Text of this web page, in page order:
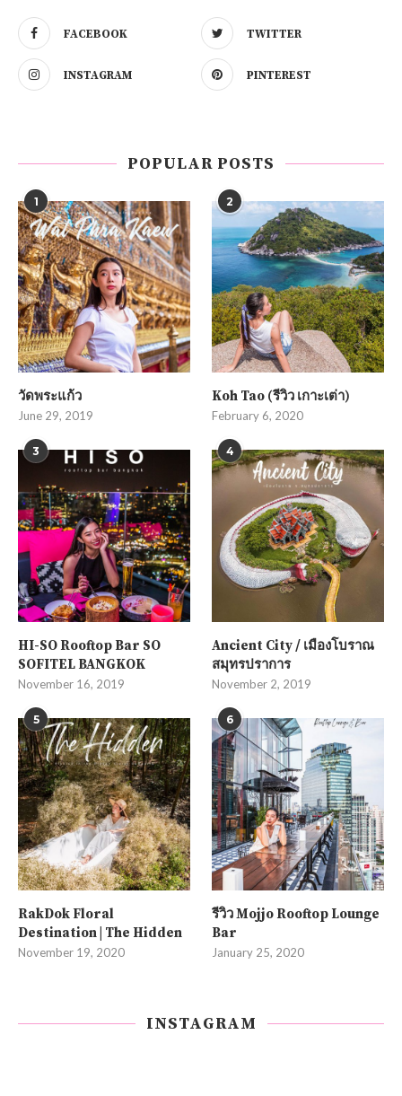
FACEBOOK TWITTER
INSTAGRAM PINTEREST
POPULAR POSTS
1
วัดพระแก้ว
June 29, 2019
2
Koh Tao (รีวิว เกาะเต่า)
February 6, 2020
3
HI-SO Rooftop Bar SO
SOFITEL BANGKOK
November 16, 2019
4
Ancient City / เมืองโบราณ
สมุทรปราการ
November 2, 2019
5
RakDok Floral
Destination | The Hidden
November 19, 2020
6
รีวิว Mojjo Rooftop Lounge
Bar
January 25, 2020
INSTAGRAM